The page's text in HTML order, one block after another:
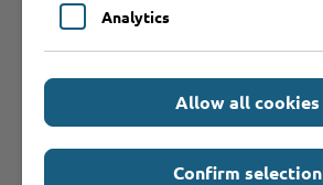
Tel: 0 45 31 - 160 11 99
Informationen
Analytics
Allow all cookies
Confirm selection